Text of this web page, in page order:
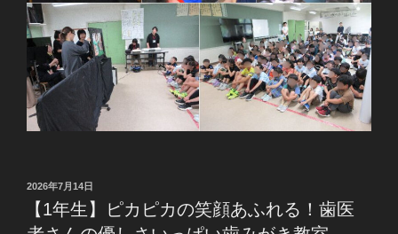
投
日:
2026年7月14日
【1年生】ピカピカの笑顔あふれる！歯医